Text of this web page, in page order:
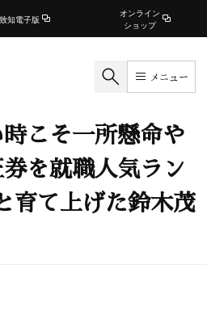
致知電子版
オンライン
ショップ
メニュー
時こそ一所懸命や
を就職人気ラン
育て上げた鈴木茂